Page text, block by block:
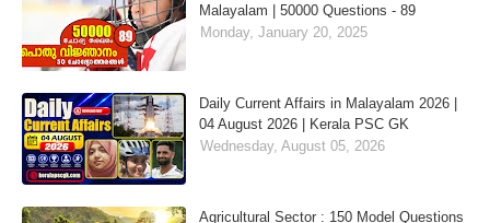
Malayalam | 50000 Questions - 89
Monday, January 20, 2025
Daily Current Affairs in Malayalam 2026 |
04 August 2026 | Kerala PSC GK
Wednesday, August 05, 2026
Agricultural Sector : 150 Model Questions